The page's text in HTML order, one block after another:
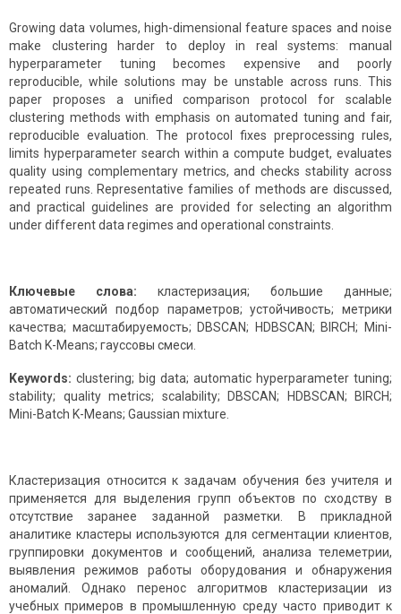
Growing data volumes, high-dimensional feature spaces and noise
make clustering harder to deploy in real systems: manual
hyperparameter tuning becomes expensive and poorly
reproducible, while solutions may be unstable across runs. This
paper proposes a unified comparison protocol for scalable
clustering methods with emphasis on automated tuning and fair,
reproducible evaluation. The protocol fixes preprocessing rules,
limits hyperparameter search within a compute budget, evaluates
quality using complementary metrics, and checks stability across
repeated runs. Representative families of methods are discussed,
and practical guidelines are provided for selecting an algorithm
under different data regimes and operational constraints.
Ключевые слова: кластеризация; большие данные;
автоматический подбор параметров; устойчивость; метрики
качества; масштабируемость; DBSCAN; HDBSCAN; BIRCH; Mini-
Batch K-Means; гауссовы смеси.
Keywords: clustering; big data; automatic hyperparameter tuning;
stability; quality metrics; scalability; DBSCAN; HDBSCAN; BIRCH;
Mini-Batch K-Means; Gaussian mixture.
Кластеризация относится к задачам обучения без учителя и
применяется для выделения групп объектов по сходству в
отсутствие заранее заданной разметки. В прикладной
аналитике кластеры используются для сегментации клиентов,
группировки документов и сообщений, анализа телеметрии,
выявления режимов работы оборудования и обнаружения
аномалий. Однако перенос алгоритмов кластеризации из
учебных примеров в промышленную среду часто приводит к